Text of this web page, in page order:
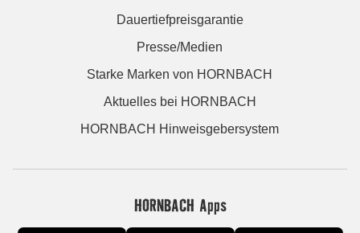
Dauertiefpreisgarantie
Presse/Medien
Starke Marken von HORNBACH
Aktuelles bei HORNBACH
HORNBACH Hinweisgebersystem
HORNBACH Apps